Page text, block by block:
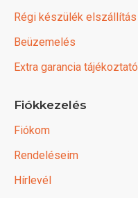
Régi készülék elszállítás
Beüzemelés
Extra garancia tájékoztató
Fiókkezelés
Fiókom
Rendeléseim
Hírlevél